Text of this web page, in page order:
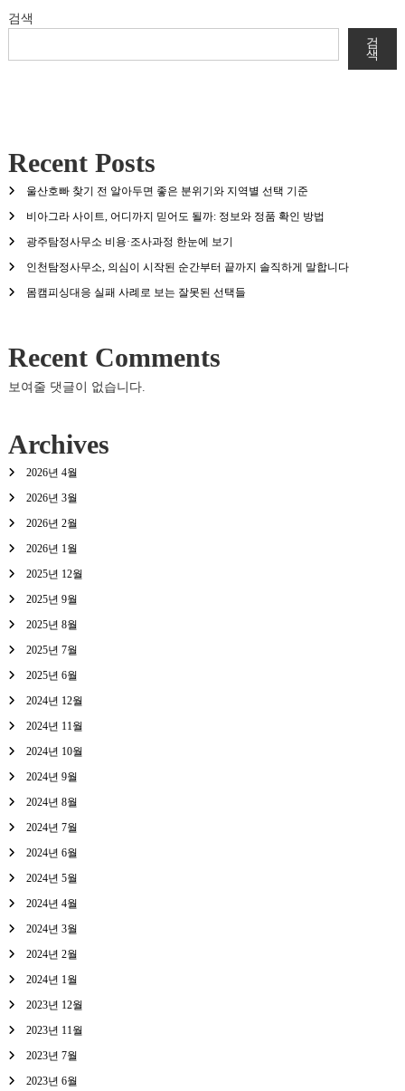
색
검색
검
색
Recent Posts
울산호빠 찾기 전 알아두면 좋은 분위기와 지역별 선택 기준
비아그라 사이트, 어디까지 믿어도 될까: 정보와 정품 확인 방법
광주탐정사무소 비용·조사과정 한눈에 보기
인천탐정사무소, 의심이 시작된 순간부터 끝까지 솔직하게 말합니다
몸캠피싱대응 실패 사례로 보는 잘못된 선택들
Recent Comments
보여줄 댓글이 없습니다.
Archives
2026년 4월
2026년 3월
2026년 2월
2026년 1월
2025년 12월
2025년 9월
2025년 8월
2025년 7월
2025년 6월
2024년 12월
2024년 11월
2024년 10월
2024년 9월
2024년 8월
2024년 7월
2024년 6월
2024년 5월
2024년 4월
2024년 3월
2024년 2월
2024년 1월
2023년 12월
2023년 11월
2023년 7월
2023년 6월